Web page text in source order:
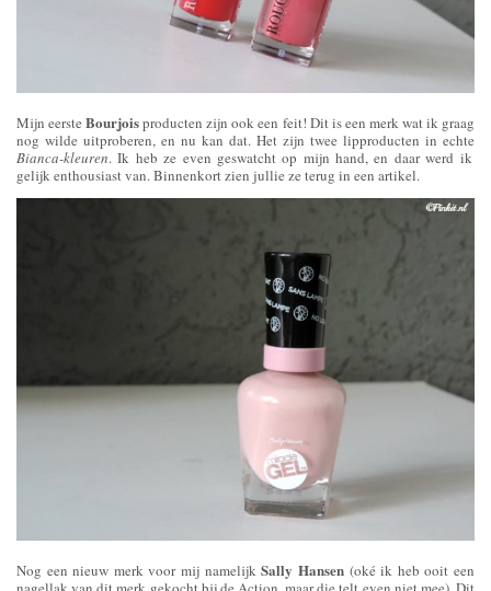
Mijn eersteBourjoisproducten zijn ook een feit! Dit is een merk wat ik graag
nog wilde uitproberen, en nu kan dat. Het zijn twee lipproducten in echte
Bianca-kleuren. Ik heb ze even geswatcht op mijn hand, en daar werd ik
gelijk enthousiast van. Binnenkort zien jullie ze terug in een artikel.
Nog een nieuw merk voor mij namelijkSally Hansen(oké ik heb ooit een